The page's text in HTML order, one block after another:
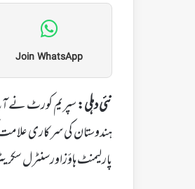
Join WhatsApp
نئی دہلی:سپریم کورٹ نے
ہندوستان کی سرکاری
پارلیمنٹ ہاؤزاورسنٹرل